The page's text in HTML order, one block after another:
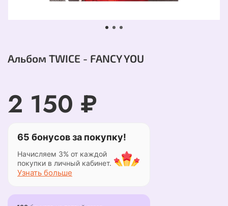
Альбом TWICE - FANCY YOU
2 150 ₽
65 бонусов за покупку!
Начисляем 3% от каждой
покупки в личный кабинет.
Узнать больше